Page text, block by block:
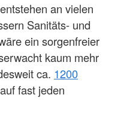
an vielen
Sanitäts- und
ein sorgenfreier
kaum mehr
ca. 1200
fast jeden